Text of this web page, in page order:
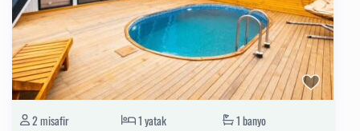
2 misafir 1 yatak 1 banyo